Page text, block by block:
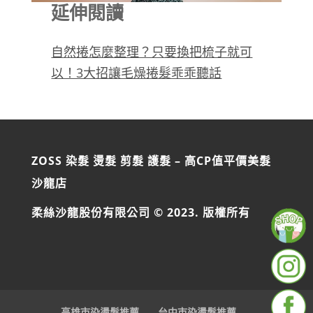
延伸閱讀
自然捲怎麼整理？只要換把梳子就可
以！3大招讓毛燥捲髮乖乖聽話
ZOSS 染髮 燙髮 剪髮 護髮 – 高CP值平價美髮
沙龍店
柔絲沙龍股份有限公司 © 2023. 版權所有